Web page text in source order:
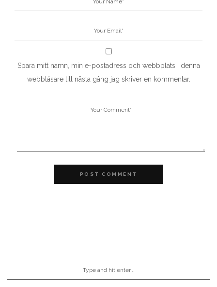
Spara mitt namn, min e-postadress och webbplats i denna
webbläsare till nästa gång jag skriver en kommentar.
POST COMMENT